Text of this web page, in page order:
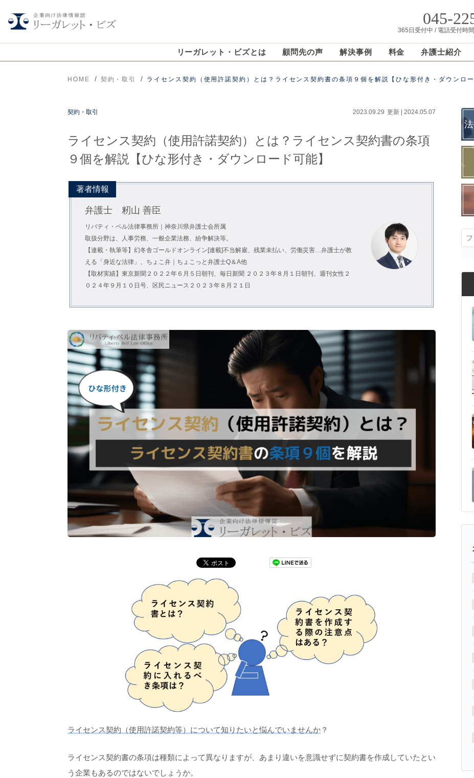
045-
365日受付中 / 電話受付時
リーガレット・ビズとは 顧問先の声 解決事例 料金 弁護士紹介
HOME 契約・取引 ライセンス契約（使用許諾契約）とは？ライセンス契約書の条項９個を解説【ひな形付き・ダウンロー
契約・取引 2023.09.29 更新 | 2024.05.07
ライセンス契約（使用許諾契約）とは？ライセンス契約書の条項
９個を解説【ひな形付き・ダウンロード可能】
著者情報
弁護士 籾山 善臣
リバティ・ベル法律事務所｜神奈川県弁護士会所属
取扱分野は、人事労務、一般企業法務、紛争解決等。
【連載・執筆等】幻冬舎ゴールドオンライン[連載]不当解雇、残業未払い、労働災害…弁護士が教
える「身近な法律」、ちょこ弁｜ちょこっと弁護士Q＆A他
【取材実績】東京新聞２０２２年６月５日朝刊、毎日新聞 ２０２３年８月１日朝刊、週刊女性２
０２４年９月１０日号、区民ニュース２０２３年８月２１日
ライセンス契約（使用許諾契約等）について知りたいと悩んでいませんか ？
ライセンス契約書の条項は種類によって異なりますが、あまり違いを意識せずに契約書を作成していたとい
う企業もあるのではないでしょうか。